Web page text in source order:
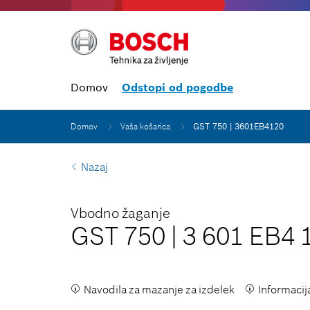
Domov Odstopi od pogodbe
Domov Vaša košarica GST 750 | 3601EB4120
Nazaj
Vbodno žaganje
GST 750 | 3 601 EB4
Navodila za mazanje za izdelek